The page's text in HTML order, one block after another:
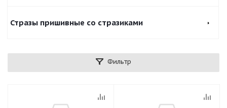
Стразы пришивные со стразиками
Фильтр